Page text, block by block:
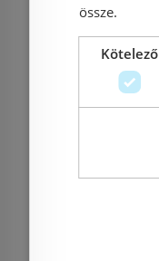
Rendelésre
össze.
Kötelező